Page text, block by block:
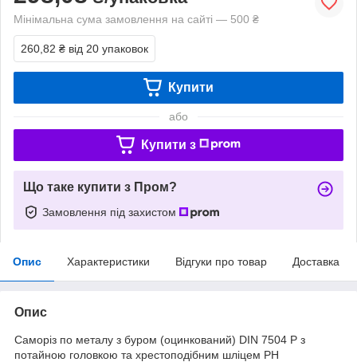
Мінімальна сума замовлення на сайті — 500 ₴
260,82 ₴ від 20 упаковок
Купити
або
Купити з
Що таке купити з Пром?
Замовлення під захистом
Опис Характеристики Відгуки про товар Доставка
Опис
Саморіз по металу з буром (оцинкований) DIN 7504 Р з
потайною головкою та хрестоподібним шліцем PH